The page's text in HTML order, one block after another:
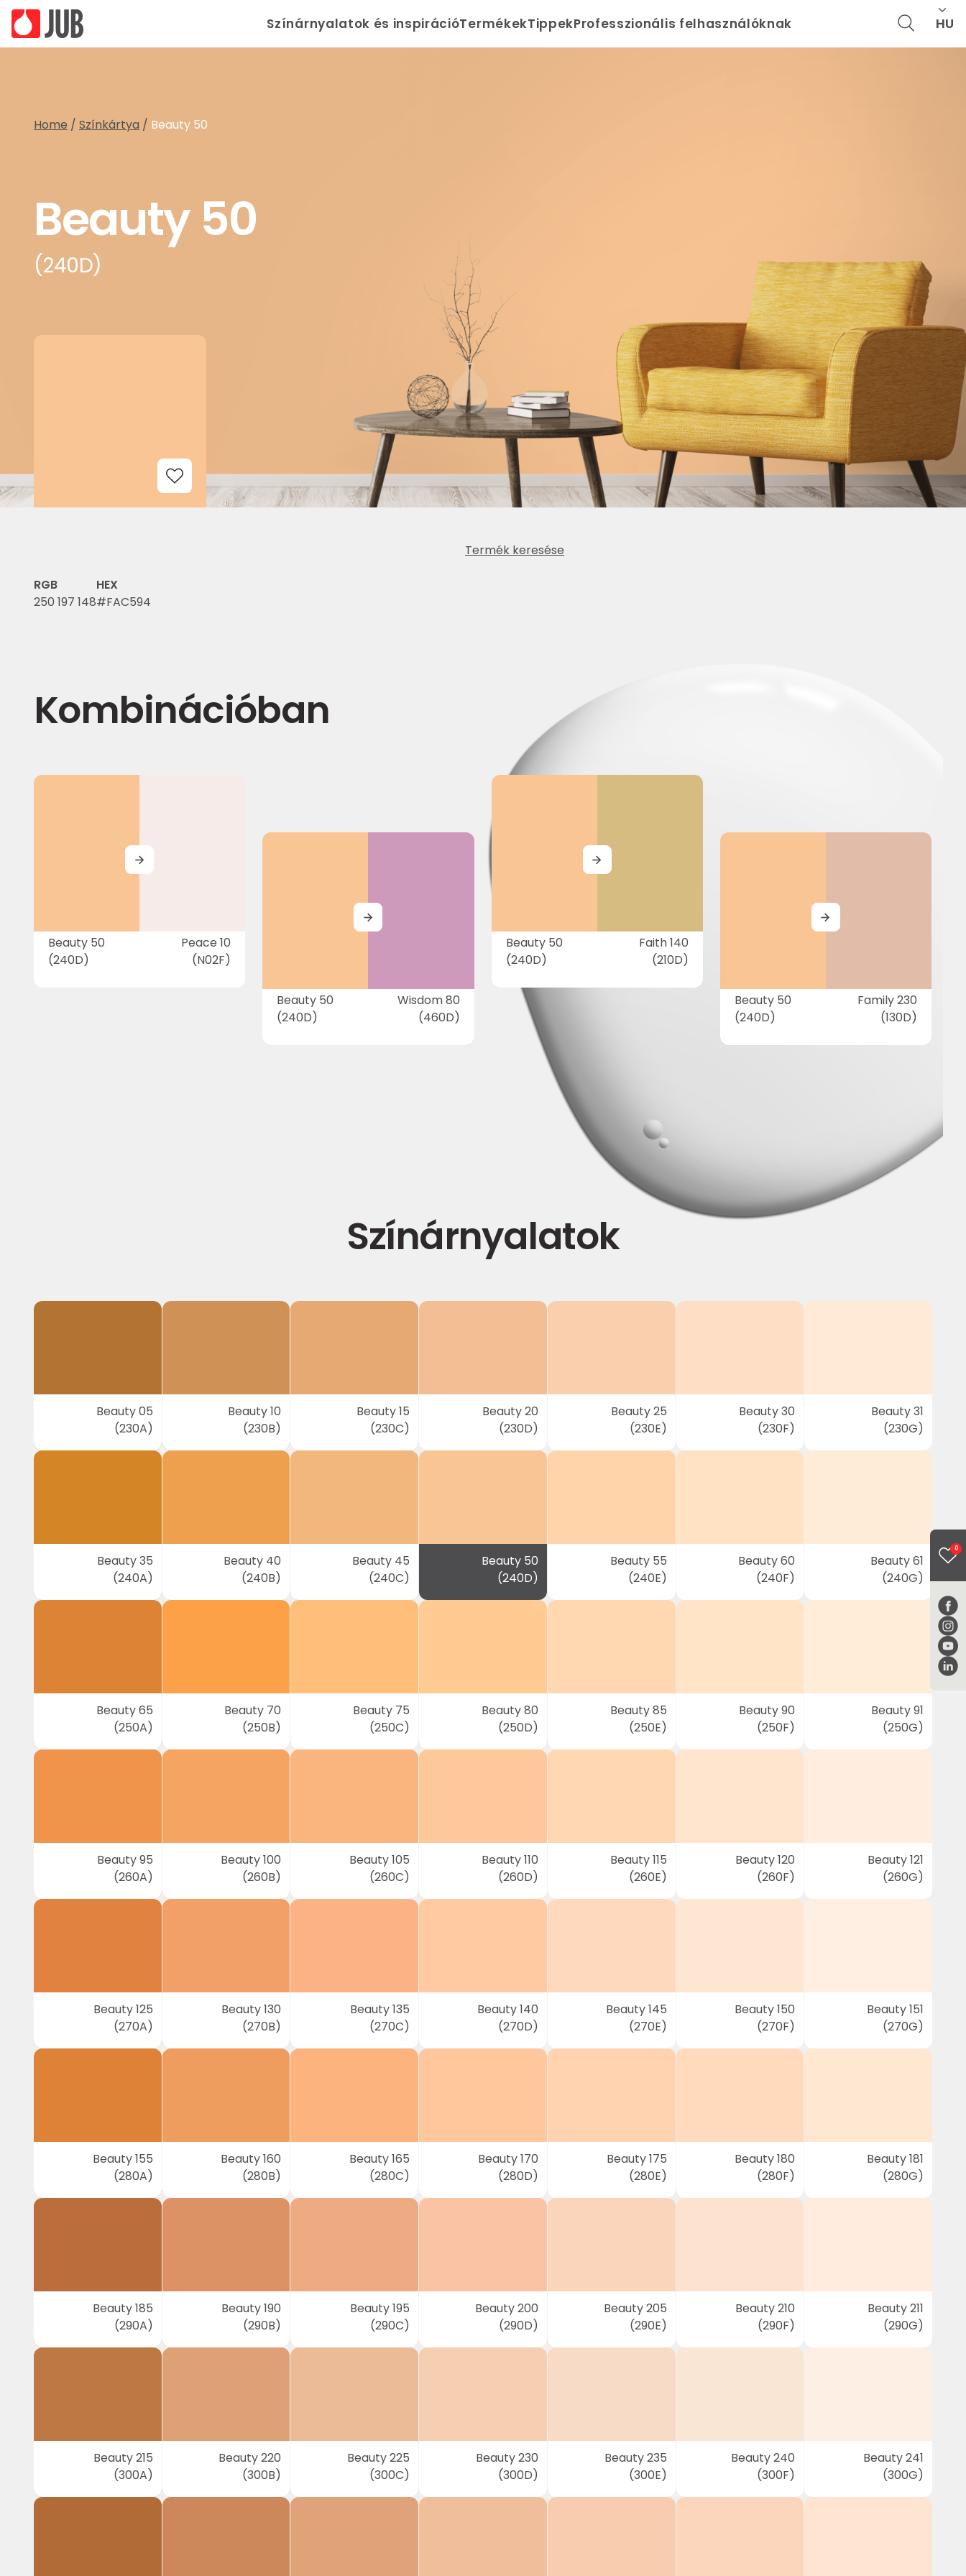
Színárnyalatok és inspirációTermékekTippekProfesszionális felhasználóknak HU
0
Home / Színkártya / Beauty 50
Beauty 50
(240D)
Add to Wishlist
Termék keresése
RGB
250 197 148
HEX
#FAC594
Kombinációban
Beauty 50
(240D)
Peace 10
(N02F)
MORE
Beauty 50
(240D)
Wisdom 80
(460D)
MORE
Beauty 50
(240D)
Faith 140
(210D)
MORE
Beauty 50
(240D)
Family 230
(130D)
MORE
Színárnyalatok
Beauty 05
(230A)
Beauty 10
(230B)
Beauty 15
(230C)
Beauty 20
(230D)
Beauty 25
(230E)
Beauty 30
(230F)
Beauty 31
(230G)
Beauty 35
(240A)
Beauty 40
(240B)
Beauty 45
(240C)
Beauty 50
(240D)
Beauty 55
(240E)
Beauty 60
(240F)
Beauty 61
(240G)
Beauty 65
(250A)
Beauty 70
(250B)
Beauty 75
(250C)
Beauty 80
(250D)
Beauty 85
(250E)
Beauty 90
(250F)
Beauty 91
(250G)
Beauty 95
(260A)
Beauty 100
(260B)
Beauty 105
(260C)
Beauty 110
(260D)
Beauty 115
(260E)
Beauty 120
(260F)
Beauty 121
(260G)
Beauty 125
(270A)
Beauty 130
(270B)
Beauty 135
(270C)
Beauty 140
(270D)
Beauty 145
(270E)
Beauty 150
(270F)
Beauty 151
(270G)
Beauty 155
(280A)
Beauty 160
(280B)
Beauty 165
(280C)
Beauty 170
(280D)
Beauty 175
(280E)
Beauty 180
(280F)
Beauty 181
(280G)
Beauty 185
(290A)
Beauty 190
(290B)
Beauty 195
(290C)
Beauty 200
(290D)
Beauty 205
(290E)
Beauty 210
(290F)
Beauty 211
(290G)
Beauty 215
(300A)
Beauty 220
(300B)
Beauty 225
(300C)
Beauty 230
(300D)
Beauty 235
(300E)
Beauty 240
(300F)
Beauty 241
(300G)